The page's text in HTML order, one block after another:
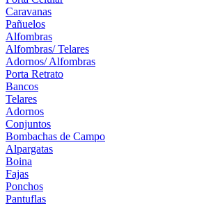
Caravanas
Pañuelos
Alfombras
Alfombras/ Telares
Adornos/ Alfombras
Porta Retrato
Bancos
Telares
Adornos
Conjuntos
Bombachas de Campo
Alpargatas
Boina
Fajas
Ponchos
Pantuflas